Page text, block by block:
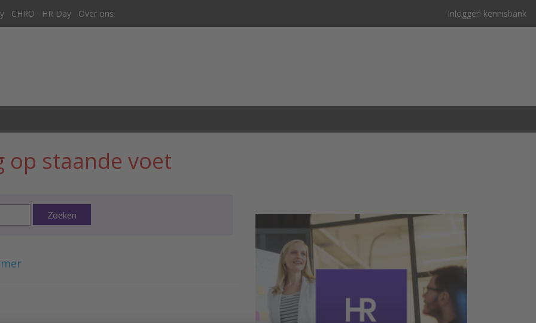
CHRO HR Day Over ons Inloggen kennisbank
op staande voet
Zoeken